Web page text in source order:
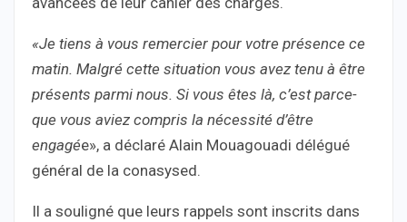
«Je tiens à vous remercier pour votre présence ce
matin. Malgré cette situation vous avez tenu à être
présents parmi nous. Si vous êtes là, c’est parce-
que vous aviez compris la nécessité d’être
engagée», a déclaré Alain Mouagouadi délégué
général de la conasysed.
Il a souligné que leurs rappels sont inscrits dans